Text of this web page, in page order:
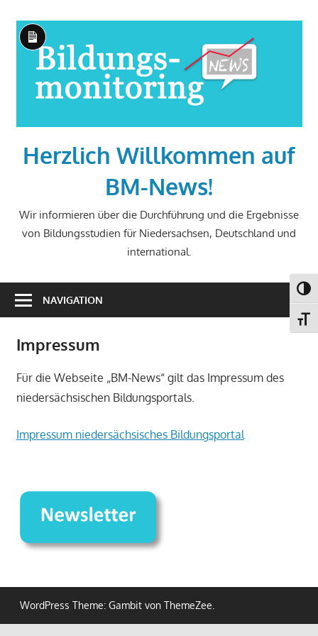
Inhalt
springenLange
Beschreibung
Herzlich Willkommen auf
BM-News!
Wir informieren über die Durchführung und die Ergebnisse
von Bildungsstudien für Niedersachsen, Deutschland und
international.
NAVIGATION
Impressum
Für die Webseite „BM-News“ gilt das Impressum des
niedersächsischen Bildungsportals.
Impressum niedersächsisches Bildungsportal
WordPress Theme: Gambit von ThemeZee.